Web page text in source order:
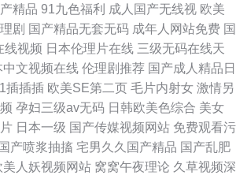
精品 91九色福利 成人国产无线视 欧美
剧 国产精品无套无码 成年人网站免费 国
线视频 日本伦理片在线 三级无码在线天
中文视频在线 伦理剧推荐 国产成人精品日
插插插 欧美SE第二页 毛片内射女 激情另
孕妇三级av无码 日韩欧美色综合 美女
日本一级 国产传媒视频网站 免费观看污
国产喷浆抽搐 宅男久久国产精品 国产乱肥
美人妖视频网站 窝窝午夜理论 久草视频深